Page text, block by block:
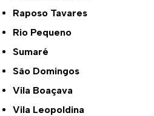
Raposo Tavares
Rio Pequeno
Sumaré
São Domingos
Vila Boaçava
Vila Leopoldina